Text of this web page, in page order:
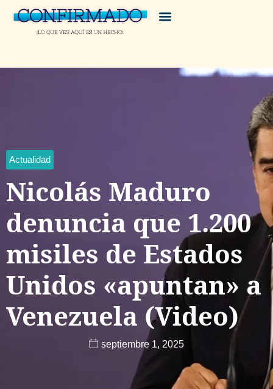
Actualidad
Nicolás Maduro
denuncia que 1.200
misiles de Estados
Unidos «apuntan» a
Venezuela (Video)
septiembre 1, 2025